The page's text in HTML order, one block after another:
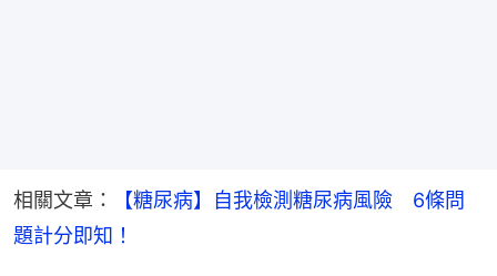
相關文章：
【糖尿病】自我檢測糖尿病風險　6條問
題計分即知！